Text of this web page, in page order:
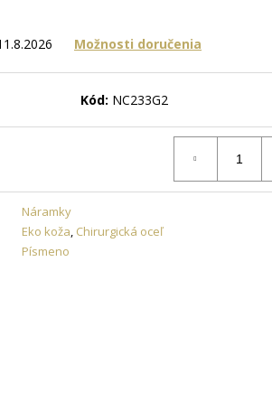
Možnosti doručenia
Kód: NC233G2
Náramky
Eko koža Chirurgická oceľ
Písmeno
Z CHIRURGICKEJ OCELE
- MADISON
ZADARMO